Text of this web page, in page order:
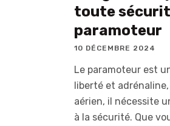
toute
paramoteur
10 DÉCEMBRE 2024
Le paramoteur est
liberté et
aérien, il nécessite
à la sécurité. Que